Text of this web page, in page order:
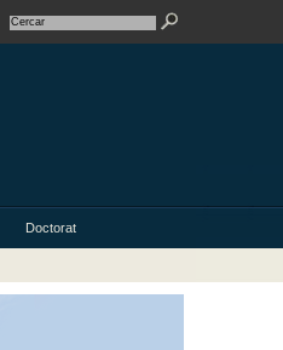
Doctorat